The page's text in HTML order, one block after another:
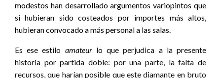
modestos han desarrollado argumentos variopintos que
si hubieran sido costeados por importes más altos,
hubieran convocado a más personal a las salas.
Es ese estilo amateurlo que perjudica a la presente
historia por partida doble: por una parte, la falta de
recursos, que harían posible que este diamante en bruto